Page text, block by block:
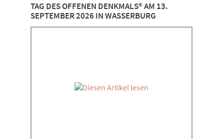
TAG DES OFFENEN DENKMALS® AM 13.
SEPTEMBER 2026 IN WASSERBURG